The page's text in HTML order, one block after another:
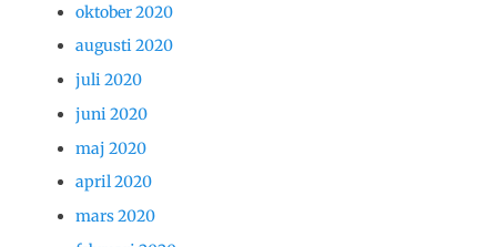
oktober 2020
augusti 2020
juli 2020
juni 2020
maj 2020
april 2020
mars 2020